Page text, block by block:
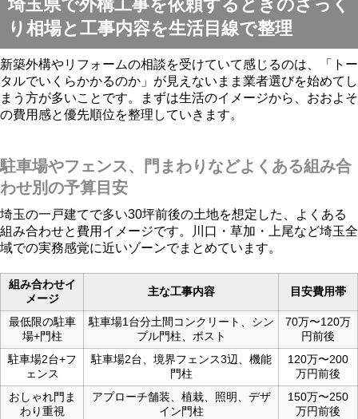
埼玉県で外構工事を依頼するときのざっく
り相場と工事内容を生活目線で整理
新築外構やリフォームの相談を受けていて感じるのは、「トー
タルでいくらかかるのか」が見えないまま業者選びを始めてし
まう方が多いことです。まずは生活のイメージから、おおよそ
の費用感と優先順位を整理していきます。
駐車場やフェンス、門まわりなどよくある組み合
わせ別の予算目安
埼玉の一戸建てで多い30坪前後の土地を想定した、よくある
組み合わせと費用イメージです。川口・草加・上尾など埼玉全
域での実務感覚に近いゾーンでまとめています。
組み合わせイ
メージ
主な工事内容 目安費用帯
最低限の駐車
場+門柱
駐車場1台分土間コンクリート、シン
プル門柱、ポスト
70万〜120万
円前後
駐車場2台+フ
ェンス
駐車場2台、境界フェンス3辺、機能
門柱
120万〜200
万円前後
おしゃれ門ま
わり重視
アプローチ舗装、植栽、照明、デザ
イン門柱
150万〜250
万円前後